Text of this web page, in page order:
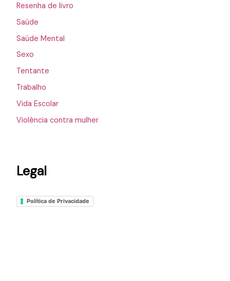
Resenha de livro
Saúde
Saúde Mental
Sexo
Tentante
Trabalho
Vida Escolar
Violência contra mulher
Legal
Política de Privacidade